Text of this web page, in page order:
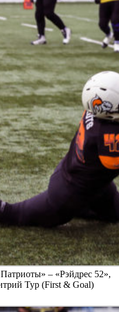
– «Рэйдрес 52»,
Тур (First & Goal)